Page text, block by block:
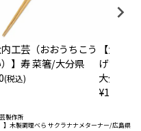
製作所
】木製調理べら サクラナナメターナー/広島県
内工芸（おおうちこう
】寿 菜箸/大分県
(税込)
【大内
げい）
大分県
¥1,100